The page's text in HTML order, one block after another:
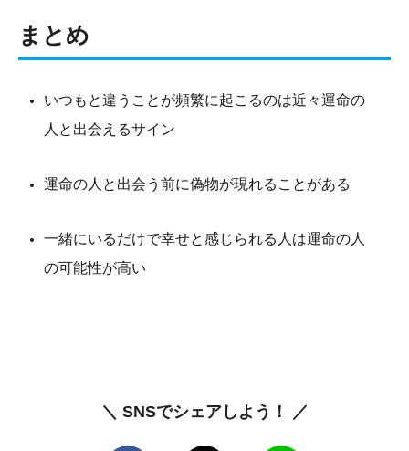
まとめ
いつもと違うことが頻繁に起こるのは近々運命の
人と出会えるサイン
運命の人と出会う前に偽物が現れることがある
一緒にいるだけで幸せと感じられる人は運命の人
の可能性が高い
＼ SNSでシェアしよう！ ／